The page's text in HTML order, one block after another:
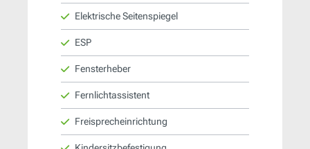
Elektrische Seitenspiegel
ESP
Fensterheber
Fernlichtassistent
Freisprecheinrichtung